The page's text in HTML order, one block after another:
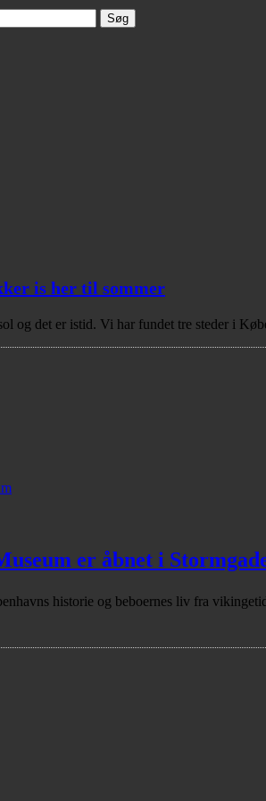
is her til sommer
og det er istid. Vi har fundet tre steder i
er åbnet i
historie og beboernes liv fra